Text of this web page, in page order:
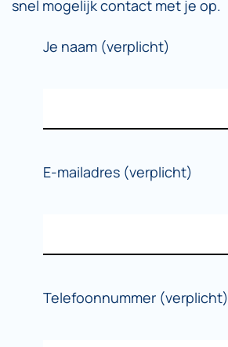
snel mogelijk contact met je op.
Je naam (verplicht)
E-mailadres (verplicht)
Telefoonnummer (verplicht)